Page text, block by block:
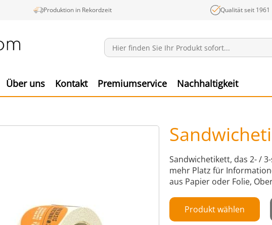
Produktion in Rekordzeit Qualität seit 1961
Über uns Kontakt Premiumservice Nachhaltigkeit
Sandwichetikett, das 2- /
mehr Platz für
aus Papier oder Folie,
Produkt wählen